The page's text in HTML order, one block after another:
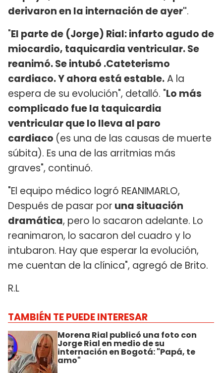
derivaron en la internación de ayer".
"El parte de (Jorge) Rial: infarto agudo de
miocardio, taquicardia ventricular. Se
reanimó. Se intubó .Cateterismo
cardiaco. Y ahora está estable.A la
espera de su evolución", detalló. "Lo más
complicado fue la taquicardia
ventricular que lo lleva al paro
cardiaco (es una de las causas de muerte
súbita). Es una de las arritmias más
graves", continuó.
"El equipo médico logró REANIMARLO,
Después de pasar por una situación
dramática, pero lo sacaron adelante. Lo
reanimaron, lo sacaron del cuadro y lo
intubaron. Hay que esperar la evolución,
me cuentan de la clínica", agregó de Brito.
R.L
TAMBIÉN TE PUEDE INTERESAR
Morena Rial publicó una foto con
Jorge Rial en medio de su
internación en Bogotá: "Papá, te
amo"